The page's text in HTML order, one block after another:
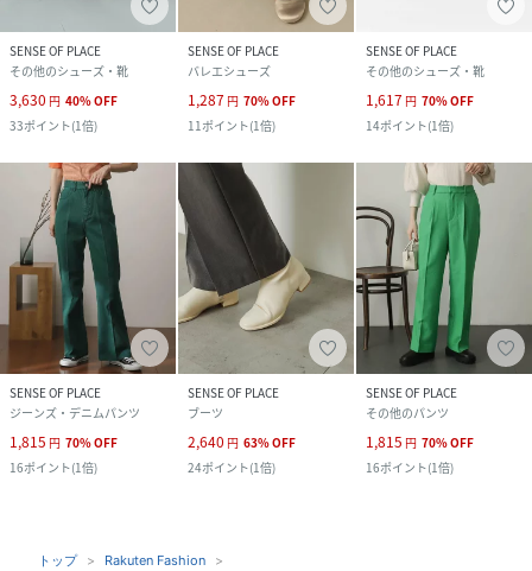
SENSE OF PLACE
その他のシューズ・靴
3,630 円 40%OFF
33ポイント(1倍)
SENSE OF PLACE
バレエシューズ
1,287 円 70%OFF
11ポイント(1倍)
SENSE OF PLACE
その他のシューズ・靴
1,617 円 70%OFF
14ポイント(1倍)
SENSE OF PLACE
ジーンズ・デニムパンツ
1,815 円 70%OFF
16ポイント(1倍)
SENSE OF PLACE
ブーツ
2,640 円 63%OFF
24ポイント(1倍)
SENSE OF PLACE
その他のパンツ
1,815 円 70%OFF
16ポイント(1倍)
トップ
Rakuten Fashion